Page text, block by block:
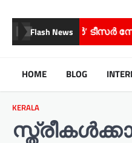
Flash News
ടീസർ സോഷ്യൽ
HOME BLOG
KERALA